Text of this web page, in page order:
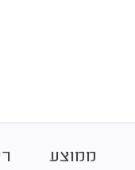
ממוצע